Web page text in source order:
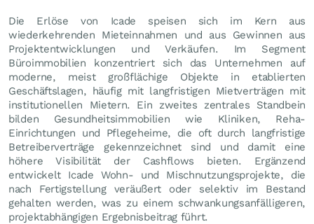
Die Erlöse von Icade speisen sich im Kern aus
wiederkehrenden Mieteinnahmen und aus Gewinnen aus
Projektentwicklungen und Verkäufen. Im Segment
Büroimmobilien konzentriert sich das Unternehmen auf
moderne, meist großflächige Objekte in etablierten
Geschäftslagen, häufig mit langfristigen Mietverträgen mit
institutionellen Mietern. Ein zweites zentrales Standbein
bilden Gesundheitsimmobilien wie Kliniken, Reha-
Einrichtungen und Pflegeheime, die oft durch langfristige
Betreiberverträge gekennzeichnet sind und damit eine
höhere Visibilität der Cashflows bieten. Ergänzend
entwickelt Icade Wohn- und Mischnutzungsprojekte, die
nach Fertigstellung veräußert oder selektiv im Bestand
gehalten werden, was zu einem schwankungsanfälligeren,
projektabhängigen Ergebnisbeitrag führt.